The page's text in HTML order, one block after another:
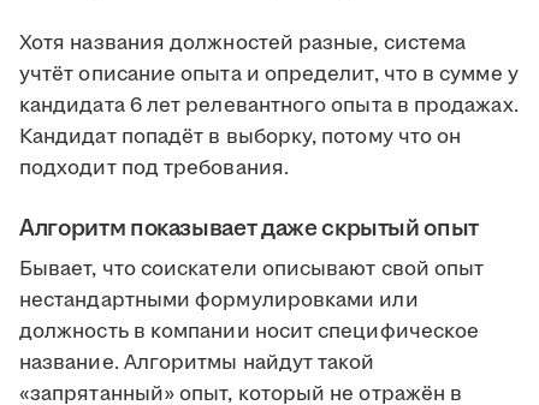
Хотя названия должностей разные, система
учтёт описание опыта и определит, что в сумме у
кандидата 6 лет релевантного опыта в продажах.
Кандидат попадёт в выборку, потому что он
подходит под требования.
Алгоритм показывает даже скрытый опыт
Бывает, что соискатели описывают свой опыт
нестандартными формулировками или
должность в компании носит специфическое
название. Алгоритмы найдут такой
«запрятанный» опыт, который не отражён в